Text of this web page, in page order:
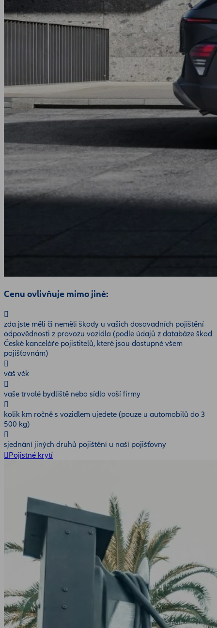
Cenu ovlivňuje mimo jiné:
zda jste měli či neměli škody u vašich dosavadních pojištění
odpovědnosti z provozu vozidla (podle údajů z databáze škod
České kanceláře pojistitelů, které jsou dostupné všem
pojišťovnám)
váš věk
vaše trvalé bydliště nebo sídlo vaší firmy
kolik km ročně s vozidlem ujedete (pouze u automobilů do 3
500 kg)
sjednání jiných druhů pojištění u naší pojišťovny
Pojistné krytí